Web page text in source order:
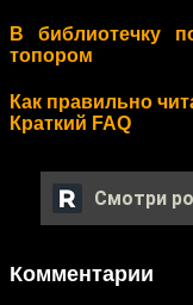
В библиотечку
топором
Как правильно
Краткий FAQ
Смотри
Комментарии